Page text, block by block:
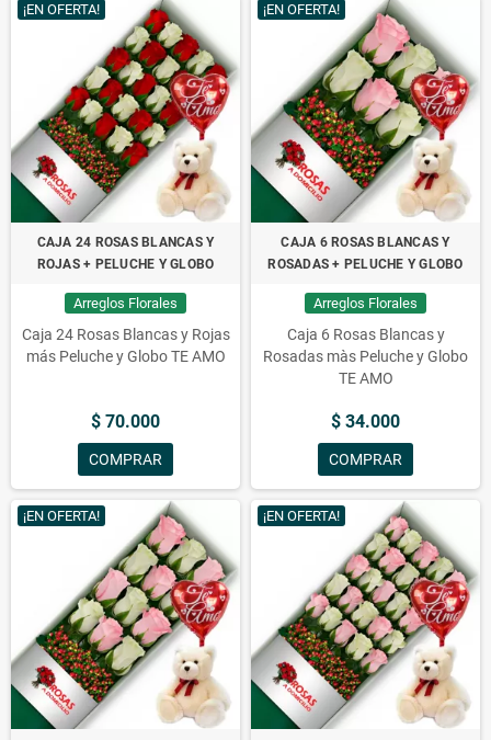
¡EN OFERTA!
CAJA 24 ROSAS BLANCAS Y
ROJAS + PELUCHE Y GLOBO
Arreglos Florales
Caja 24 Rosas Blancas y Rojas
más Peluche y Globo TE AMO
$ 70.000
COMPRAR
¡EN OFERTA!
CAJA 6 ROSAS BLANCAS Y
ROSADAS + PELUCHE Y GLOBO
Arreglos Florales
Caja 6 Rosas Blancas y
Rosadas màs Peluche y Globo
TE AMO
$ 34.000
COMPRAR
¡EN OFERTA! ¡EN OFERTA!